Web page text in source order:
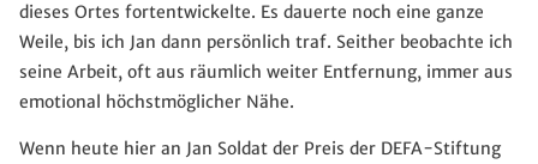
dieses Ortes fortentwickelte. Es dauerte noch eine ganze
Weile, bis ich Jan dann persönlich traf. Seither beobachte ich
seine Arbeit, oft aus räumlich weiter Entfernung, immer aus
emotional höchstmöglicher Nähe.
Wenn heute hier an Jan Soldat der Preis der DEFA-Stiftung